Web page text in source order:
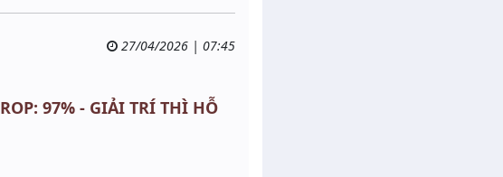
27/04/2026 | 07:45
97% - GIẢI TRÍ THÌ HỖ